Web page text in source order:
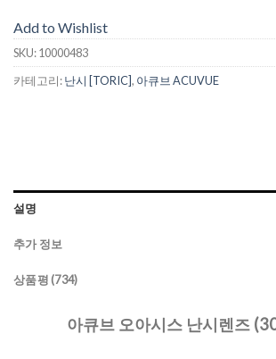
Add to Wishlist
SKU:10000483
카테고리:난시 [TORIC], 아큐브 ACUVUE
설명
추가 정보
상품평 (734)
아큐브 오아시스 난시렌즈